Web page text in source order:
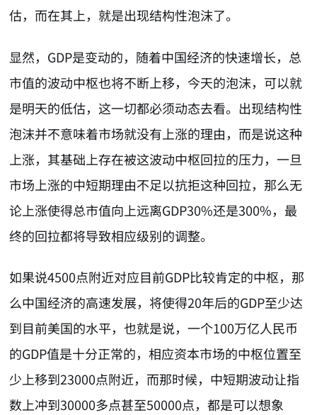
估，而在其上，就是出现结构性泡沫了。
显然，GDP是变动的，随着中国经济的快速增长，总
市值的波动中枢也将不断上移，今天的泡沫，可以就
是明天的低估，这一切都必须动态去看。出现结构性
泡沫并不意味着市场就没有上涨的理由，而是说这种
上涨，其基础上存在被这波动中枢回拉的压力，一旦
市场上涨的中短期理由不足以抗拒这种回拉，那么无
论上涨使得总市值向上远离GDP30%还是300%，最
终的回拉都将导致相应级别的调整。
如果说4500点附近对应目前GDP比较肯定的中枢，那
么中国经济的高速发展，将使得20年后的GDP至少达
到目前美国的水平，也就是说，一个100万亿人民币
的GDP值是十分正常的，相应资本市场的中枢位置至
少上移到23000点附近，而那时候，中短期波动让指
数上冲到30000多点甚至50000点，都是可以想象